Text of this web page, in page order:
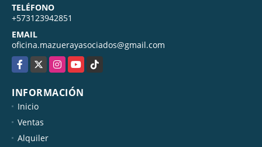
TELÉFONO
+573123942851
EMAIL
oficina.mazuerayasociados@gmail.com
Facebook
X InstagramYouTubeTikTok
INFORMACIÓN
Inicio
Ventas
Alquiler